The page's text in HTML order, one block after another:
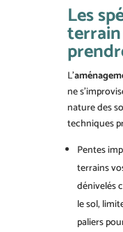
Les
L’
ne
nature des
techniques
Pentes
terrains
dénivelés
le sol,
paliers